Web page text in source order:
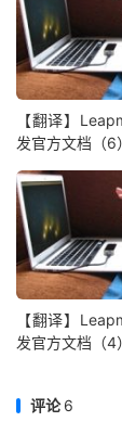
【翻译】
发官方文档（6）
【翻译】
发官方文档（4）
评论6